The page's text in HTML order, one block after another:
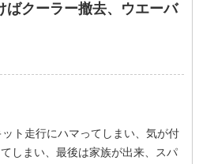
ばクーラー撤去、ウエーバ
ト走行にハマってしまい、気が付
しまい、最後は家族が出来、スパ